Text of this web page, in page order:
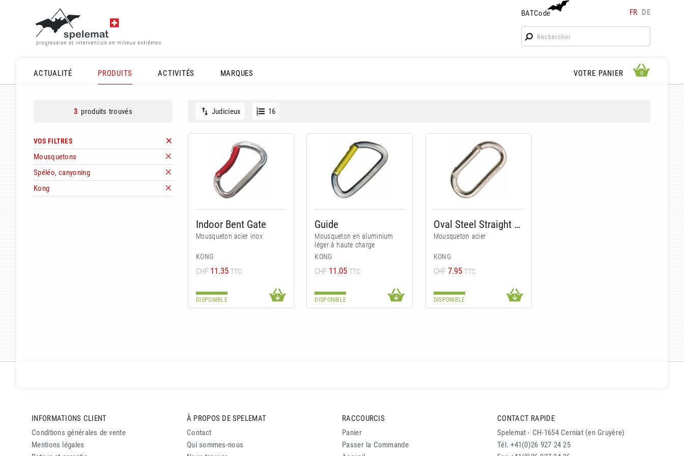
BATCode FR DE
BATCode
Rentrez votre BATCode et validez
ACTUALITÉ
PRODUITS ACTIVITÉS MARQUES VOTRE PANIER 0 0
3 produits trouvés
VOS FILTRES
Mousquetons
Spéléo, canyoning
Kong
Judicieux 16
Indoor Bent Gate
Mousqueton acier inox
KONG
CHF 11.35 TTC
DISPONIBLE
Guide
Mousqueton en aluminium
léger à haute charge
KONG
CHF 11.05 TTC
DISPONIBLE
Oval Steel Straight Gate
Mousqueton acier
KONG
CHF 7.95 TTC
DISPONIBLE
INFORMATIONS CLIENT
Conditions générales de vente
Mentions légales
À PROPOS DE SPELEMAT
Contact
Qui sommes-nous
RACCOURCIS
Panier
Passer la Commande
CONTACT RAPIDE
Spelemat - CH-1654 Cerniat (en Gruyère)
Tél. +41(0)26 927 24 25